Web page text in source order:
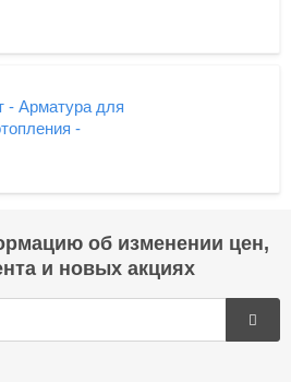
- Арматура для
-
об изменении цен,
и новых акциях